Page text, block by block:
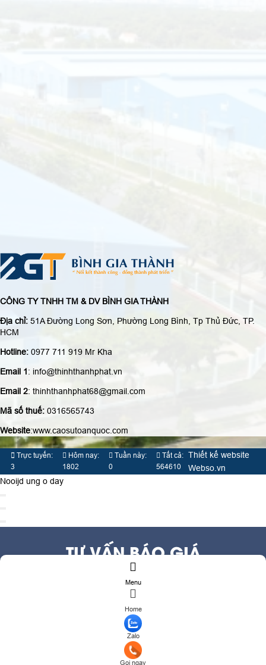
CÔNG TY TNHH TM & DV BÌNH GIA THÀNH
Địa chỉ: 51A Đường Long Sơn, Phường Long Bình, Tp Thủ Đức, TP.
HCM
Hotline: 0977 711 919 Mr Kha
Email 1: info@thinhthanhphat.vn
Email 2: thinhthanhphat68@gmail.com
Mã số thuế: 0316565743
Website:www.caosutoanquoc.com
Trực tuyến:
3
Hôm nay:
1802
Tuần này:
0
Tất cả:
564610
Thiết kế website
Webso.vn
Menu
Home
Zalo
Gọi ngay
Nooijd ung o day
TƯ VẤN BÁO GIÁ